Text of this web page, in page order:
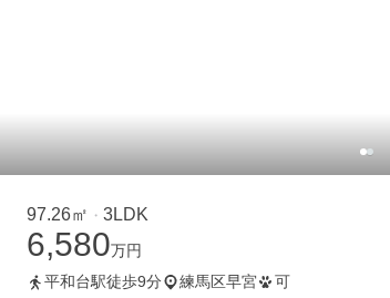
97.26㎡ ・ 3LDK
6,580万円
平和台駅徒歩9分
練馬区早宮 可